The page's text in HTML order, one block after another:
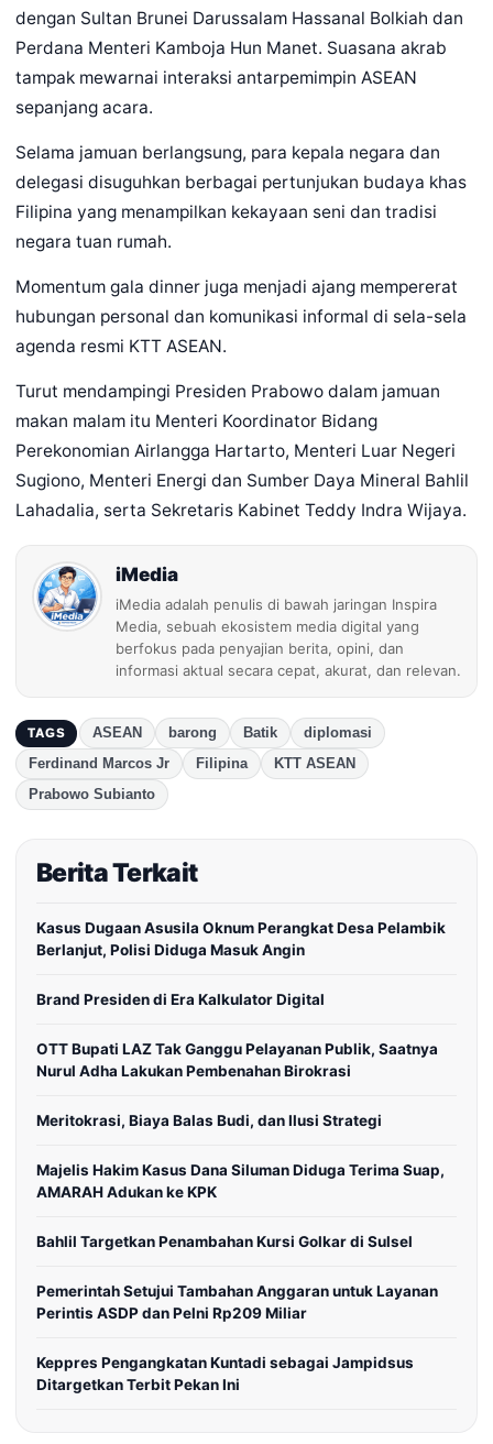
dengan Sultan Brunei Darussalam Hassanal Bolkiah dan
Perdana Menteri Kamboja Hun Manet. Suasana akrab
tampak mewarnai interaksi antarpemimpin ASEAN
sepanjang acara.
Selama jamuan berlangsung, para kepala negara dan
delegasi disuguhkan berbagai pertunjukan budaya khas
Filipina yang menampilkan kekayaan seni dan tradisi
negara tuan rumah.
Momentum gala dinner juga menjadi ajang mempererat
hubungan personal dan komunikasi informal di sela-sela
agenda resmi KTT ASEAN.
Turut mendampingi Presiden Prabowo dalam jamuan
makan malam itu Menteri Koordinator Bidang
Perekonomian Airlangga Hartarto, Menteri Luar Negeri
Sugiono, Menteri Energi dan Sumber Daya Mineral Bahlil
Lahadalia, serta Sekretaris Kabinet Teddy Indra Wijaya.
iMedia
iMedia adalah penulis di bawah jaringan Inspira
Media, sebuah ekosistem media digital yang
berfokus pada penyajian berita, opini, dan
informasi aktual secara cepat, akurat, dan relevan.
TAGS ASEAN barong Batik
diplomasi
Ferdinand Marcos Jr
Filipina
KTT ASEAN
Prabowo Subianto
Berita Terkait
Kasus Dugaan Asusila Oknum Perangkat Desa Pelambik
Berlanjut, Polisi Diduga Masuk Angin
Brand Presiden di Era Kalkulator Digital
OTT Bupati LAZ Tak Ganggu Pelayanan Publik, Saatnya
Nurul Adha Lakukan Pembenahan Birokrasi
Meritokrasi, Biaya Balas Budi, dan Ilusi Strategi
Majelis Hakim Kasus Dana Siluman Diduga Terima Suap,
AMARAH Adukan ke KPK
Bahlil Targetkan Penambahan Kursi Golkar di Sulsel
Pemerintah Setujui Tambahan Anggaran untuk Layanan
Perintis ASDP dan Pelni Rp209 Miliar
Keppres Pengangkatan Kuntadi sebagai Jampidsus
Ditargetkan Terbit Pekan Ini